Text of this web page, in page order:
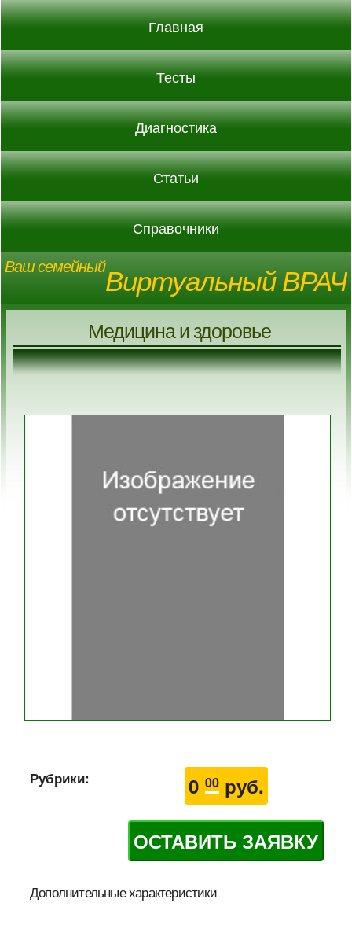
Главная
Тесты
Диагностика
Статьи
Справочники
Ваш семейныйВиртуальный ВРАЧ
Медицина и здоровье
0 00руб.
ОСТАВИТЬ ЗАЯВКУ
Рубрики:
Дополнительные характеристики